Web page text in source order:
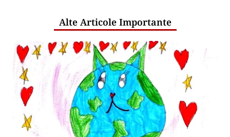
Alte Articole Importante